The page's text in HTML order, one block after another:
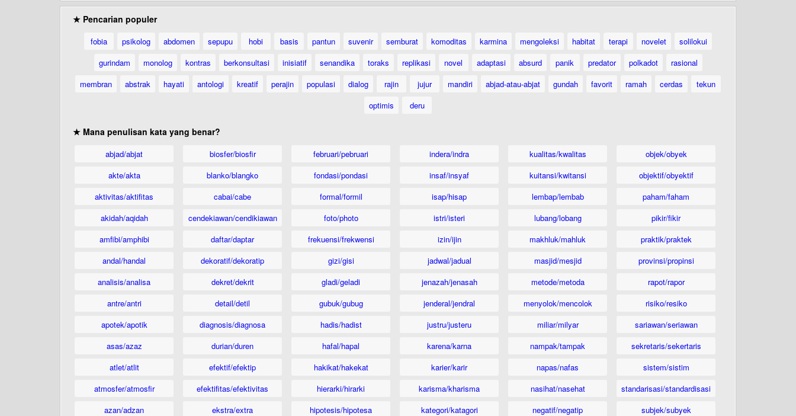
★ Pencarian populer
fobia psikolog abdomen sepupu hobi basis pantun suvenir semburat komoditas karmina mengoleksi habitat terapi novelet
solilokui
gurindam
monolog kontras berkonsultasi inisiatif senandika toraks replikasi novel adaptasi absurd panik predator polkadot
rasional
membran
abstrak hayati antologi kreatif perajin populasi dialog rajin jujur mandiri abjad-atau-abjat gundah favorit ramah cerdas
tekun
optimis
deru
★ Mana penulisan kata yang benar?
abjad/abjat
akte/akta
aktivitas/aktifitas
akidah/aqidah
amfibi/amphibi
andal/handal
analisis/analisa
antre/antri
apotek/apotik
asas/azaz
atlet/atlit
atmosfer/atmosfir
azan/adzan
biosfer/biosfir
blanko/blangko
cabai/cabe
cendekiawan/cendikiawan
daftar/daptar
dekoratif/dekoratip
dekret/dekrit
detail/detil
diagnosis/diagnosa
durian/duren
efektif/efektip
efektifitas/efektivitas
ekstra/extra
februari/pebruari
fondasi/pondasi
formal/formil
foto/photo
frekuensi/frekwensi
gizi/gisi
gladi/geladi
gubuk/gubug
hadis/hadist
hafal/hapal
hakikat/hakekat
hierarki/hirarki
hipotesis/hipotesa
indera/indra
insaf/insyaf
isap/hisap
istri/isteri
izin/ijin
jadwal/jadual
jenazah/jenasah
jenderal/jendral
justru/justeru
karena/karna
karier/karir
karisma/kharisma
kategori/katagori
kualitas/kwalitas
kuitansi/kwitansi
lembap/lembab
lubang/lobang
makhluk/mahluk
masjid/mesjid
metode/metoda
menyolok/mencolok
miliar/milyar
nampak/tampak
napas/nafas
nasihat/nasehat
negatif/negatip
objek/obyek
objektif/obyektif
paham/faham
pikir/fikir
praktik/praktek
provinsi/propinsi
rapot/rapor
risiko/resiko
sariawan/seriawan
sekretaris/sekertaris
sistem/sistim
standarisasi/standardisasi
subjek/subyek